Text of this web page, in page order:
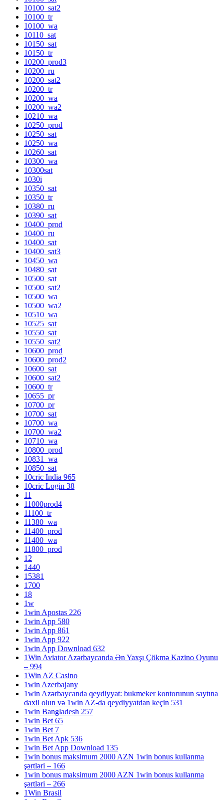
10100_sat2
10100_tr
10100_wa
10110_sat
10150_sat
10150_tr
10200_prod3
10200_ru
10200_sat2
10200_tr
10200_wa
10200_wa2
10210_wa
10250_prod
10250_sat
10250_wa
10260_sat
10300_wa
10300sat
1030i
10350_sat
10350_tr
10380_ru
10390_sat
10400_prod
10400_ru
10400_sat
10400_sat3
10450_wa
10480_sat
10500_sat
10500_sat2
10500_wa
10500_wa2
10510_wa
10525_sat
10550_sat
10550_sat2
10600_prod
10600_prod2
10600_sat
10600_sat2
10600_tr
10655_pr
10700_pr
10700_sat
10700_wa
10700_wa2
10710_wa
10800_prod
10831_wa
10850_sat
10cric India 965
10cric Login 38
11
11000prod4
11100_tr
11380_wa
11400_prod
11400_wa
11800_prod
12
1440
15381
1700
18
1w
1win Apostas 226
1win App 580
1win App 861
1win App 922
1win App Download 632
1Win Aviator Azərbaycanda Ən Yaxşı Çökmə Kazino Oyunu
– 994
1Win AZ Casino
1win Azerbajany
1win Azərbaycanda qeydiyyat: bukmeker kontorunun saytına
daxil olun və 1win AZ-da qeydiyyatdan keçin 531
1win Bangladesh 257
1win Bet 65
1win Bet 7
1win Bet Apk 536
1win Bet App Download 135
1win bonus maksimum 2000 AZN 1win bonus kullanma
şərtləri – 166
1win bonus maksimum 2000 AZN 1win bonus kullanma
şərtləri – 266
1Win Brasil